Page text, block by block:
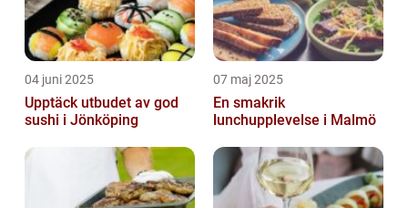
04 juni 2025
Upptäck utbudet av god
sushi i Jönköping
07 maj 2025
En smakrik
lunchupplevelse i Malmö